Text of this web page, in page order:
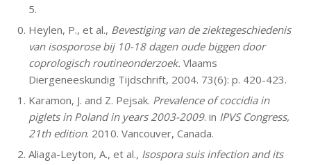
5.
Heylen, P., et al., Bevestiging van de ziektegeschiedenis
van isosporose bij 10-18 dagen oude biggen door
coprologisch routineonderzoek. Vlaams
Diergeneeskundig Tijdschrift, 2004. 73(6): p. 420-423.
Karamon, J. and Z. Pejsak. Prevalence of coccidia in
piglets in Poland in years 2003-2009. in IPVS Congress,
21th edition. 2010. Vancouver, Canada.
Aliaga-Leyton, A., et al., Isospora suis infection and its